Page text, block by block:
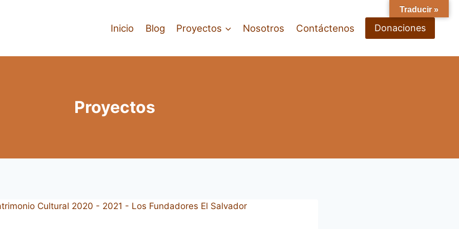
Inicio Blog Proyectos Nosotros Contáctenos Donaciones
Proyectos
Traducir »